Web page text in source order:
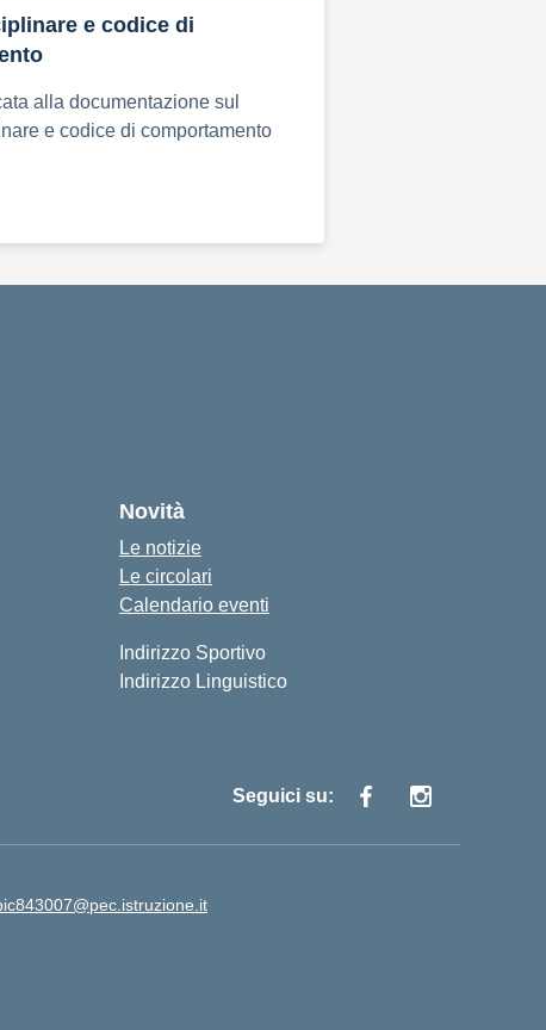
e codice di
alla documentazione sul
e codice di comportamento
Novità
Le notizie
Le circolari
Calendario eventi
Indirizzo Sportivo
Indirizzo Linguistico
Seguici su: